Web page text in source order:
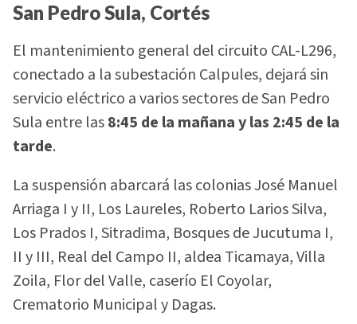
San Pedro Sula, Cortés
El mantenimiento general del circuito CAL-L296,
conectado a la subestación Calpules, dejará sin
servicio eléctrico a varios sectores de San Pedro
Sula entre las8:45 de la mañana y las 2:45 de la
tarde.
La suspensión abarcará las colonias José Manuel
Arriaga I y II, Los Laureles, Roberto Larios Silva,
Los Prados I, Sitradima, Bosques de Jucutuma I,
II y III, Real del Campo II, aldea Ticamaya, Villa
Zoila, Flor del Valle, caserío El Coyolar,
Crematorio Municipal y Dagas.